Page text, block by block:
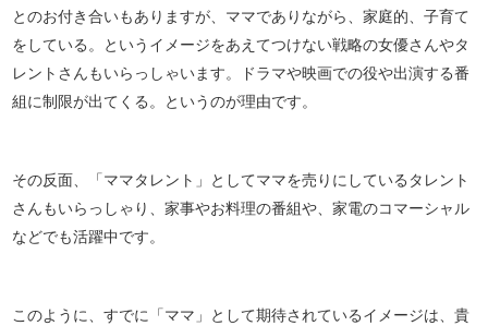
とのお付き合いもありますが、ママでありながら、家庭的、子育て
をしている。というイメージをあえてつけない戦略の女優さんやタ
レントさんもいらっしゃいます。ドラマや映画での役や出演する番
組に制限が出てくる。というのが理由です。
その反面、「ママタレント」としてママを売りにしているタレント
さんもいらっしゃり、家事やお料理の番組や、家電のコマーシャル
などでも活躍中です。
このように、すでに「ママ」として期待されているイメージは、貴